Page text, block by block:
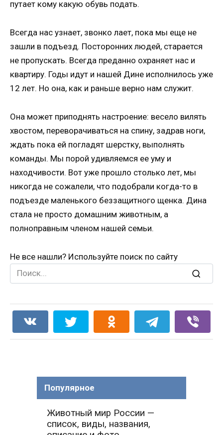
путает кому какую обувь подать.
Всегда нас узнает, звонко лает, пока мы еще не
зашли в подъезд. Посторонних людей, старается
не пропускать. Всегда преданно охраняет нас и
квартиру. Годы идут и нашей Дине исполнилось уже
12 лет. Но она, как и раньше верно нам служит.
Она может приподнять настроение: весело вилять
хвостом, переворачиваться на спину, задрав ноги,
ждать пока ей погладят шерстку, выполнять
команды. Мы порой удивляемся ее уму и
находчивости. Вот уже прошло столько лет, мы
никогда не сожалели, что подобрали когда-то в
подъезде маленького беззащитного щенка. Дина
стала не просто домашним животным, а
полноправным членом нашей семьи.
Не все нашли? Используйте поиск по сайту
Search
for:
Популярное
Животный мир России —
список, виды, названия,